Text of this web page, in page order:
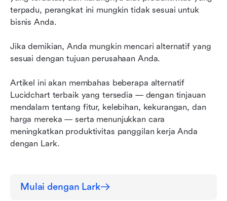
terpadu, perangkat ini mungkin tidak sesuai untuk
bisnis Anda.
Jika demikian, Anda mungkin mencari alternatif yang
sesuai dengan tujuan perusahaan Anda.
Artikel ini akan membahas beberapa alternatif
Lucidchart terbaik yang tersedia — dengan tinjauan
mendalam tentang fitur, kelebihan, kekurangan, dan
harga mereka — serta menunjukkan cara
meningkatkan produktivitas panggilan kerja Anda
dengan Lark.
Mulai dengan Lark
menggambar Lark dapat meningkatkan
panggilan Anda
Kesimpulan